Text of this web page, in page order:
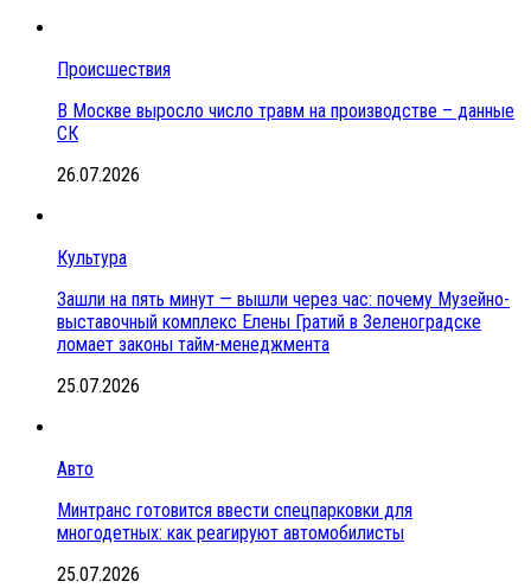
Происшествия
В Москве выросло число травм на производстве – данные
СК
26.07.2026
Культура
Зашли на пять минут — вышли через час: почему Музейно-
выставочный комплекс Елены Гратий в Зеленоградске
ломает законы тайм-менеджмента
25.07.2026
Авто
Минтранс готовится ввести спецпарковки для
многодетных: как реагируют автомобилисты
25.07.2026